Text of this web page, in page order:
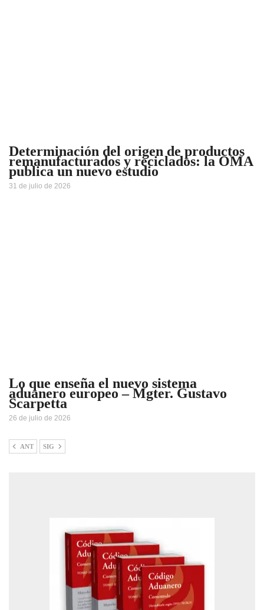
Determinación del origen de productos
remanufacturados y reciclados: la OMA
publica un nuevo estudio
31 de julio de 2026
Lo que enseña el nuevo sistema
aduanero europeo – Mgter. Gustavo
Scarpetta
26 de julio de 2026
ANT SIG